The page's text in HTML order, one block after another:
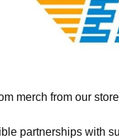
merch from our store
partnerships with